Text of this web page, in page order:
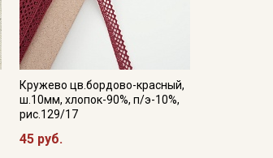
Кружево цв.бордово-красный,
ш.10мм, хлопок-90%, п/э-10%,
рис.129/17
45 руб.